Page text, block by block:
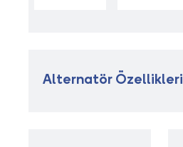
Alternatör Özellikleri